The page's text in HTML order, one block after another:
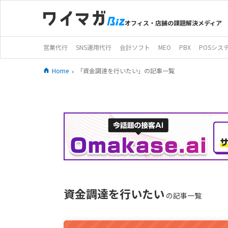
オフィス・店舗の課題解決メディア
営業代行 SNS運用代行 会計ソフト MEO PBX POSシス
Home 「資金調達を行いたい」の記事一覧
資金調達を行いたい の記事一覧